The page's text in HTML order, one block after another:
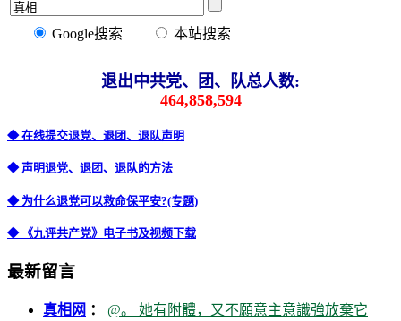
Google搜索 本站搜索
退出中共党、团、队总人数:
464,858,594
◆ 在线提交退党、退团、退队声明
◆ 声明退党、退团、退队的方法
◆ 为什么退党可以救命保平安?(专题)
◆ 《九评共产党》电子书及视频下载
最新留言
真相网 ： @。 她有附體，又不願意主意識強放棄它